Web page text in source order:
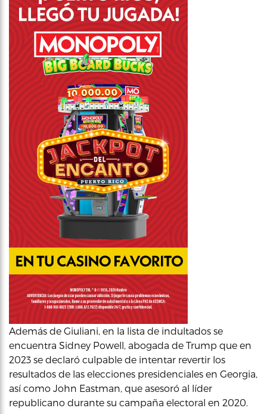
Además de Giuliani, en la lista de indultados se
encuentra Sidney Powell, abogada de Trump que en
2023 se declaró culpable de intentar revertir los
resultados de las elecciones presidenciales en Georgia,
así como John Eastman, que asesoró al líder
republicano durante su campaña electoral en 2020.